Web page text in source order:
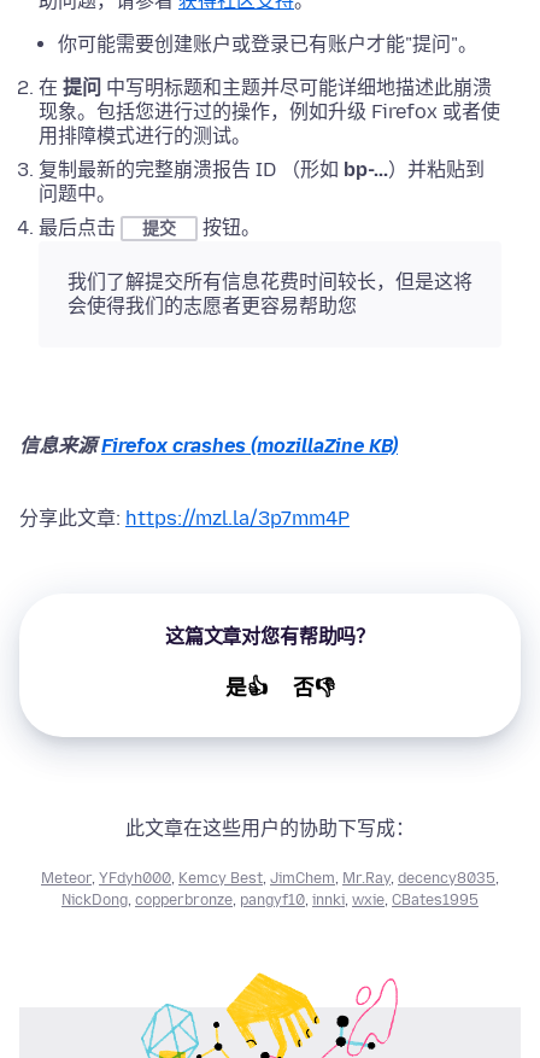
你可能需要创建账户或登录已有账户才能"提问"。
在 提问 中写明标题和主题并尽可能详细地描述此崩溃
现象。包括您进行过的操作，例如升级 Firefox 或者使
用排障模式进行的测试。
复制最新的完整崩溃报告 ID （形如 bp-...）并粘贴到
问题中。
最后点击
提交 按钮。
我们了解提交所有信息花费时间较长，但是这将
会使得我们的志愿者更容易帮助您
信息来源Firefox crashes (mozillaZine KB)
分享此文章: https://mzl.la/3p7mm4P
这篇文章对您有帮助吗？
是👍 否👎
此文章在这些用户的协助下写成：
Meteor, YFdyh000, Kemcy Best, JimChem, Mr.Ray, decency8035,
NickDong, copperbronze, pangyf10, innki, wxie, CBates1995